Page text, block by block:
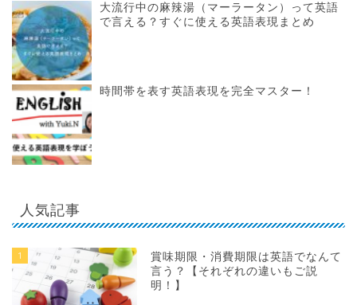
大流行中の麻辣湯（マーラータン）って英語
で言える？すぐに使える英語表現まとめ
時間帯を表す英語表現を完全マスター！
人気記事
1
賞味期限・消費期限は英語でなんて
言う？【それぞれの違いもご説
明！】